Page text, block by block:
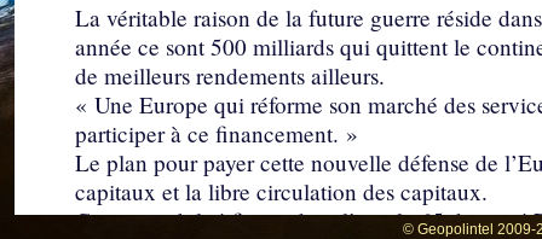
La véritable raison de la future guerre réside
année ce sont 500 milliards qui quittent le
de meilleurs rendements ailleurs.
« Une Europe qui réforme son marché des
participer à ce financement. »
Le plan pour payer cette nouvelle défense de
capitaux et la libre circulation des capitaux.
Cette possibilité figure dans l’article 65 du traité
© Geopolintel 2009-